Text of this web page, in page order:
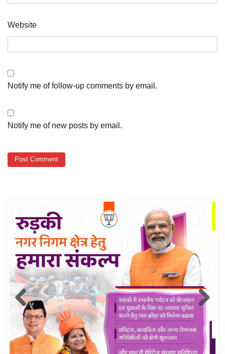
Website
Notify me of follow-up comments by email.
Notify me of new posts by email.